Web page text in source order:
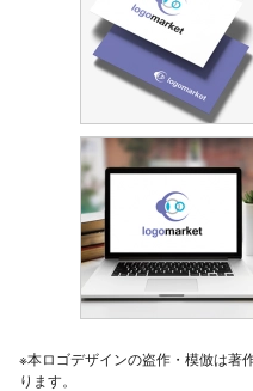
※本ロゴデザインの盗作・模倣は著
ります。